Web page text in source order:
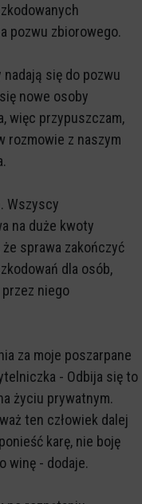
pozwu zbiorowego.
się do pozwu
nowe osoby
więc przypuszczam,
rozmowie z naszym
Wszyscy
na duże kwoty
sprawa zakończyć
dla osób,
przez niego
za moje poszarpane
- Odbija się to
życiu prywatnym.
ten człowiek dalej
karę, nie boję
winę - dodaje.